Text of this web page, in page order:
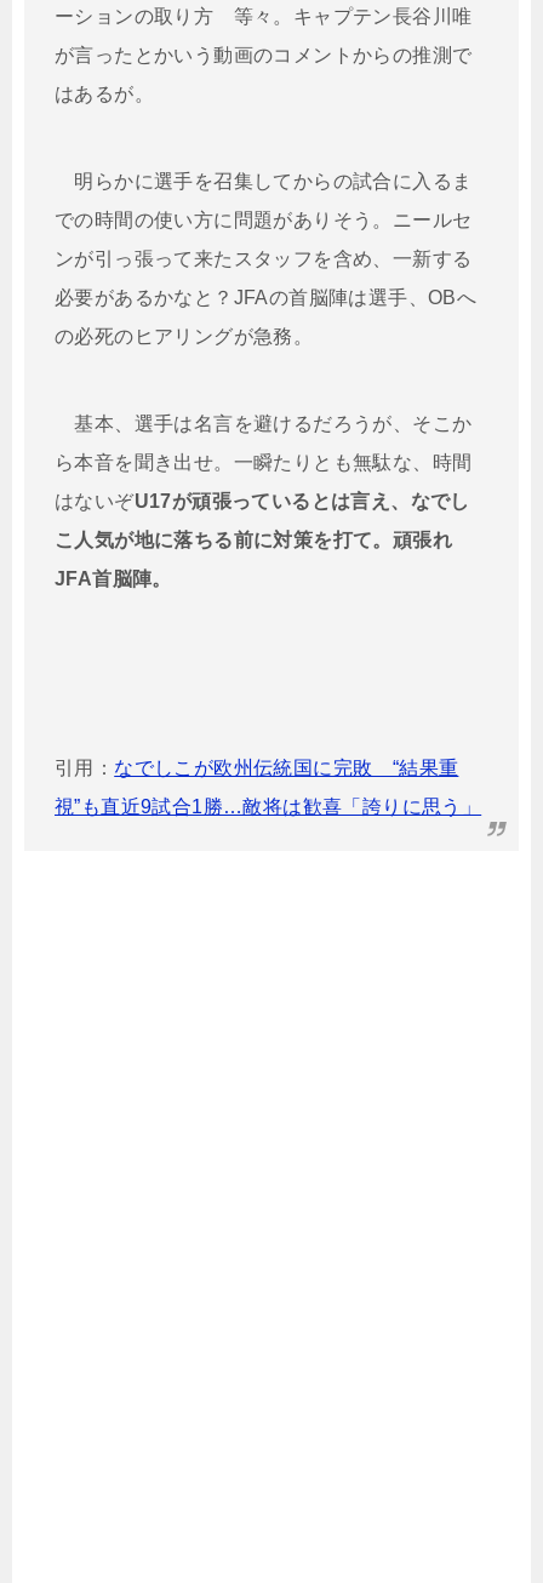
ーションの取り方 等々。キャプテン長谷川唯
が言ったとかいう動画のコメントからの推測で
はあるが。
明らかに選手を召集してからの試合に入るま
での時間の使い方に問題がありそう。ニールセ
ンが引っ張って来たスタッフを含め、一新する
必要があるかなと？JFAの首脳陣は選手、OBへ
の必死のヒアリングが急務。
基本、選手は名言を避けるだろうが、そこか
ら本音を聞き出せ。一瞬たりとも無駄な、時間
はないぞU17が頑張っているとは言え、なでし
こ人気が地に落ちる前に対策を打て。頑張れ
JFA首脳陣。
引用： なでしこが欧州伝統国に完敗 “結果重
視”も直近9試合1勝…敵将は歓喜「誇りに思う」